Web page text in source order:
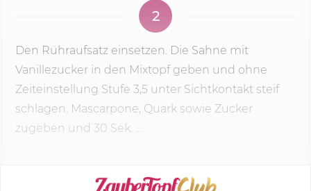
2
Den Rühraufsatz einsetzen. Die Sahne mit
Vanillezucker in den Mixtopf geben und ohne
Zeiteinstellung Stufe 3,5 unter Sichtkontakt steif
schlagen. Mascarpone, Quark sowie Zucker
zugeben und 30 Sek.
KOCHMODUS STARTEN